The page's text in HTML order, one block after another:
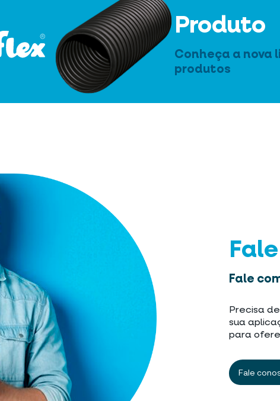
Produto
Conheça a nova
produtos
Fale
Precisa
sua
para
Fale